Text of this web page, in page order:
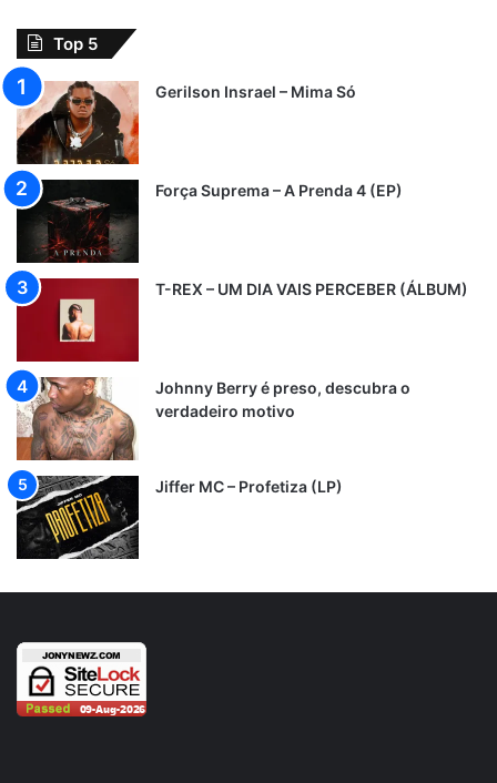
Top 5
Gerilson Insrael – Mima Só
Força Suprema – A Prenda 4 (EP)
T-REX – UM DIA VAIS PERCEBER (ÁLBUM)
Johnny Berry é preso, descubra o
verdadeiro motivo
Jiffer MC – Profetiza (LP)